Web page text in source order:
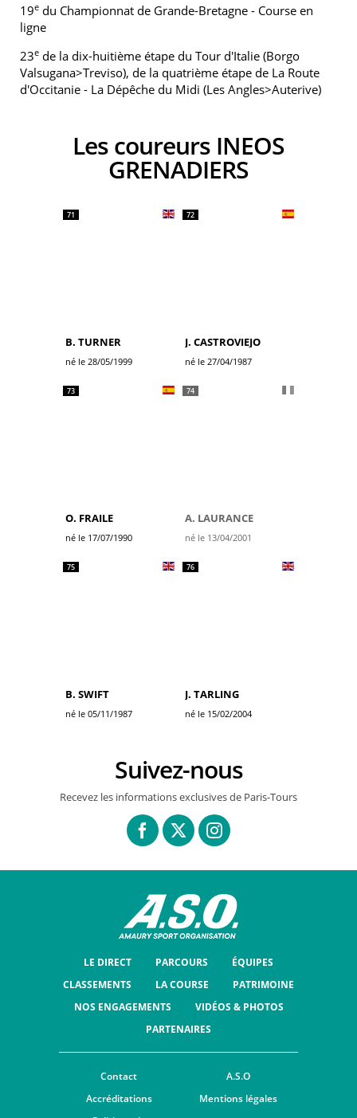
19e du Championnat de Grande-Bretagne - Course en
ligne
23e de la dix-huitième étape du Tour d'Italie (Borgo
Valsugana>Treviso), de la quatrième étape de La Route
d'Occitanie - La Dépêche du Midi (Les Angles>Auterive)
Les coureurs INEOS
GRENADIERS
71
B. TURNER
né le 28/05/1999
72
J. CASTROVIEJO
né le 27/04/1987
73
O. FRAILE
né le 17/07/1990
74
A. LAURANCE
né le 13/04/2001
75
B. SWIFT
né le 05/11/1987
76
J. TARLING
né le 15/02/2004
Suivez-nous
Recevez les informations exclusives de Paris-Tours
LE DIRECT PARCOURS
ÉQUIPES
CLASSEMENTS
LA COURSE
PATRIMOINE
NOS ENGAGEMENTS
VIDÉOS & PHOTOS
PARTENAIRES
Contact
A.S.O
Accréditations
Mentions légales